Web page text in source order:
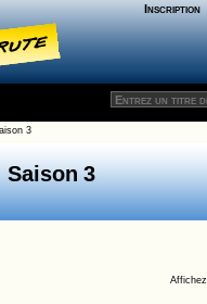
Inscription
3
Saison 3